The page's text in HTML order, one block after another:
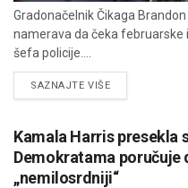
Gradonačelnik Čikaga
namerava da čeka februarske
šefa policije....
SAZNAJTE VIŠEDETAILS
Kamala Harris presekla
Demokratama poručuje
„nemilosrdniji“